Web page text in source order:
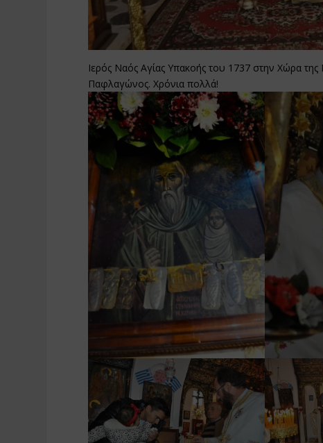
Ιερός Ναός Αγίας Υπακοής του 1737 στην Χώρα
Παφλαγώνος. Χρόνια πολλά!